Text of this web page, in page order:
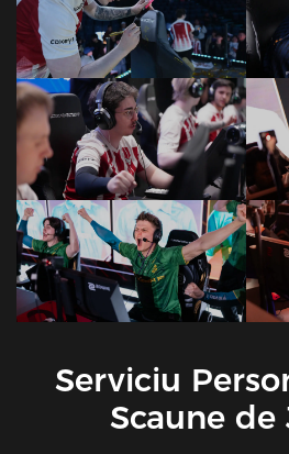
Serviciu
Scaune de